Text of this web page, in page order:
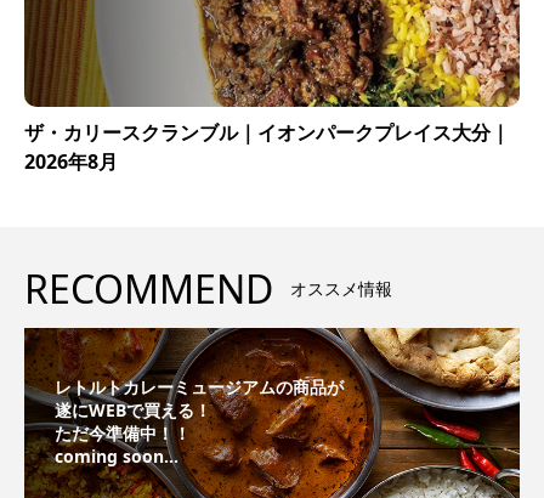
ザ・カリースクランブル｜イオンパークプレイス大分｜
2026年8月
RECOMMEND オススメ情報
レトルトカレーミュージアムの商品が
遂にWEBで買える！
ただ今準備中！！
coming soon...